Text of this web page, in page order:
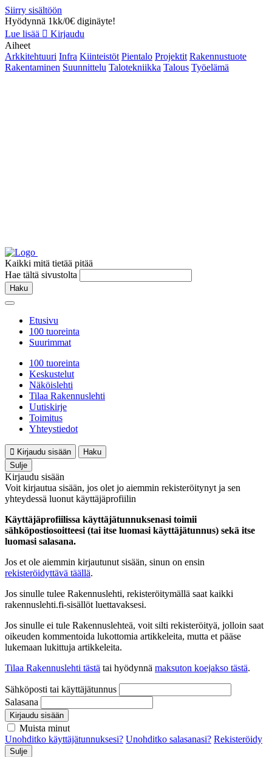
Siirry sisältöön
Hyödynnä 1kk/0€ diginäyte!
Lue lisää
Kirjaudu
Aiheet
Arkkitehtuuri Infra Kiinteistöt Pientalo Projektit Rakennustuote
Rakentaminen Suunnittelu Talotekniikka Talous Työelämä
Kaikki mitä tietää pitää
Hae tältä sivustolta
Haku
Etusivu
100 tuoreinta
Suurimmat
100 tuoreinta
Keskustelut
Näköislehti
Tilaa Rakennuslehti
Uutiskirje
Toimitus
Yhteystiedot
Kirjaudu sisään
Haku
Sulje
Kirjaudu sisään
Voit kirjautua sisään, jos olet jo aiemmin rekisteröitynyt ja sen
yhteydessä luonut käyttäjäprofiilin
Käyttäjäprofiilissa käyttäjätunnuksenasi toimii
sähköpostiosoitteesi (tai itse luomasi käyttäjätunnus) sekä itse
luomasi salasana.
Jos et ole aiemmin kirjautunut sisään, sinun on ensin
rekisteröidyttävä täällä.
Jos sinulle tulee Rakennuslehti, rekisteröitymällä saat kaikki
rakennuslehti.fi-sisällöt luettavaksesi.
Jos sinulle ei tule Rakennuslehteä, voit silti rekisteröityä, jolloin saat
oikeuden kommentoida lukottomia artikkeleita, mutta et pääse
lukemaan lukittuja artikkeleita.
Tilaa Rakennuslehti tästä tai hyödynnä maksuton koejakso tästä.
Sähköposti tai käyttäjätunnus
Salasana
Kirjaudu sisään
Muista minut
Unohditko käyttäjätunnuksesi? Unohditko salasanasi? Rekisteröidy
Sulje